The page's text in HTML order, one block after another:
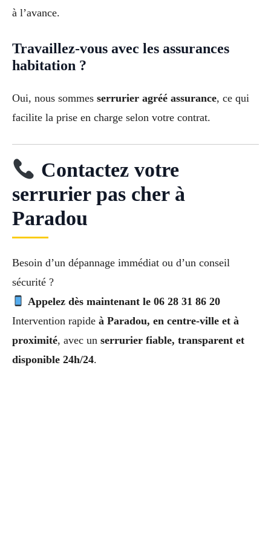
à l’avance.
Travaillez-vous avec les assurances
habitation ?
Oui, nous sommes serrurier agréé assurance, ce qui
facilite la prise en charge selon votre contrat.
Contactez votre
serrurier pas cher à
Paradou
Besoin d’un dépannage immédiat ou d’un conseil
sécurité ?
Appelez dès maintenant le 06 28 31 86 20
Intervention rapide à Paradou, en centre-ville et à
proximité, avec un serrurier fiable, transparent et
disponible 24h/24.